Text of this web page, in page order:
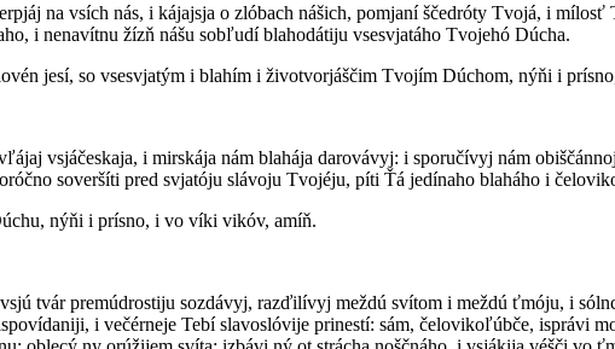
na vsích nás, i kájajsja o zlóbach nášich, pomjaní ščedróty Tvojá, i
i nenavítnu žízň nášu sobľudí blahodátiju vsesvjatáho Tvojehó Dúcha.
jesí, so vsesvjatým i blahím i životvorjáščim Tvojím Dúchom, nýňi i
vsjáčeskaja, i mirskája nám blahája darovávyj: i sporučívyj nám
soveršíti pred svjatóju slávoju Tvojéju, píti Ťá jedínaho blaháho i
nýňi i prísno, i vo víki vikóv, amíň.
tvár premúdrostiju sozdávyj, razďilívyj meždú svítom i meždú ťmóju, i
i večérneje Tebí slavoslóvije prinestí: sám, čelovikoľúbče, isprávi